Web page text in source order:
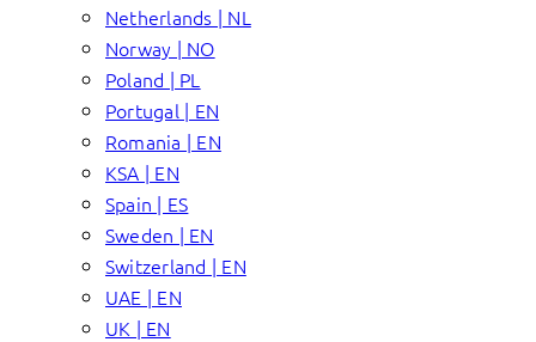
Netherlands | NL
Norway | NO
Poland | PL
Portugal | EN
Romania | EN
KSA | EN
Spain | ES
Sweden | EN
Switzerland | EN
UAE | EN
UK | EN